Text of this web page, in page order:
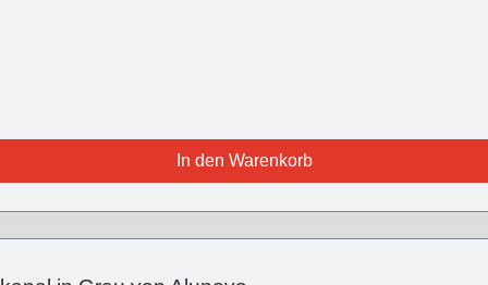
In den Warenkorb